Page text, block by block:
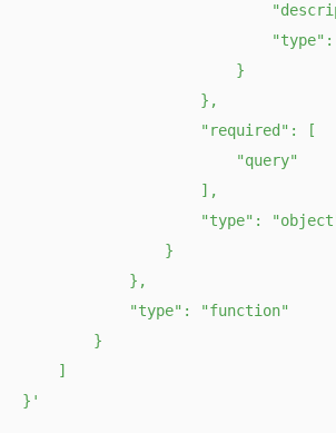
                        }
                    },
                    "required": [
                        "query"
                    ],
"type":
                }
            },
            "type": "function"
        }
    ]
}'